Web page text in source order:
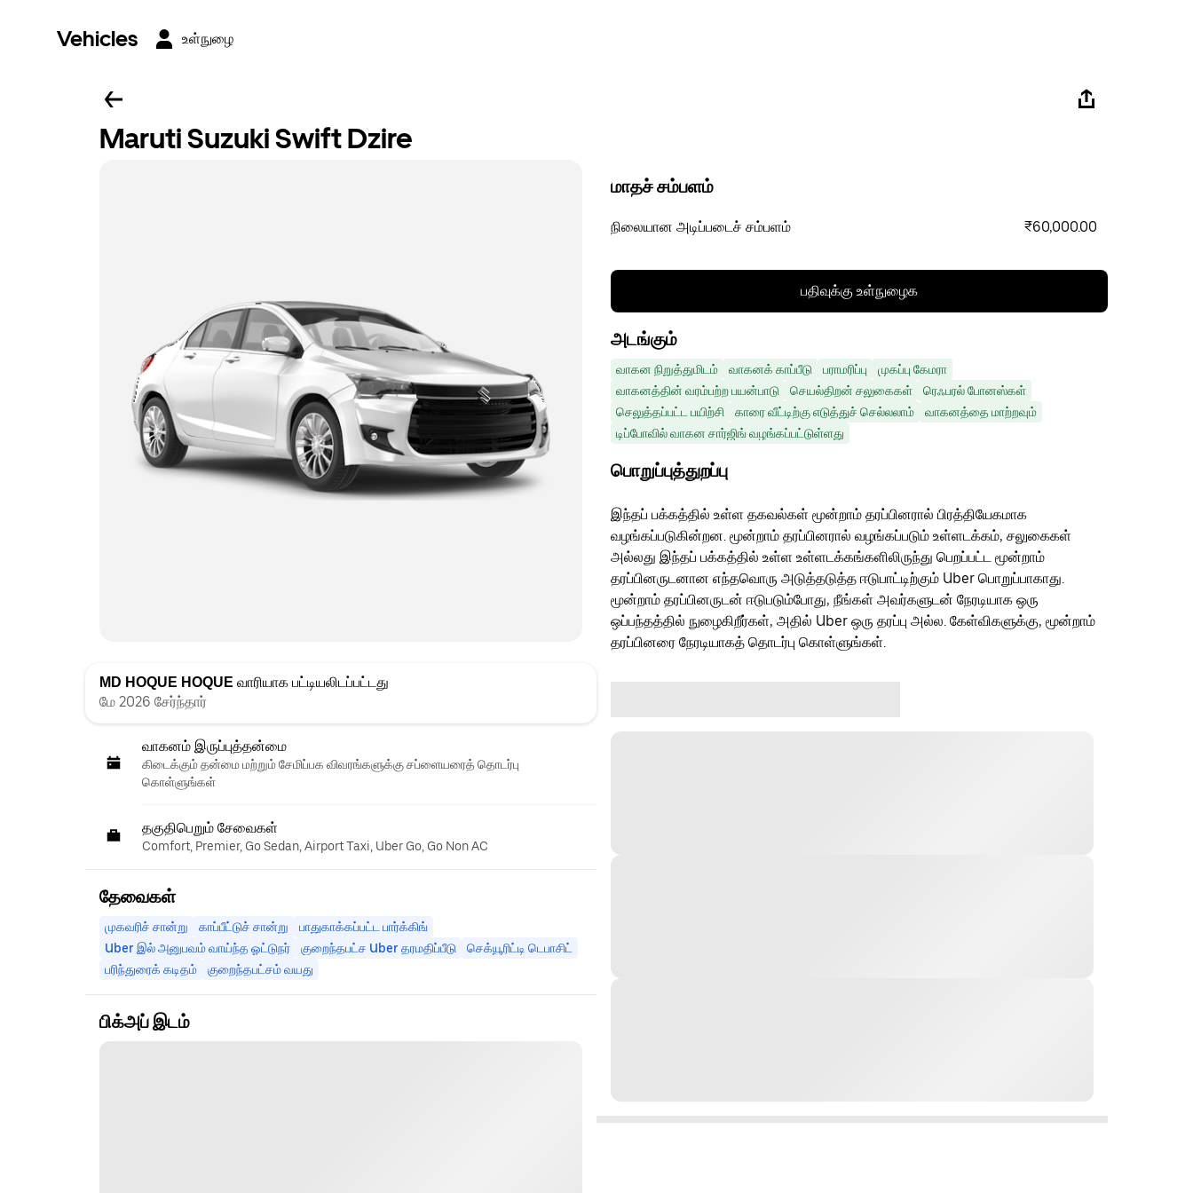
Vehicles உள்நுழை
Maruti Suzuki Swift Dzire
MD HOQUE HOQUE வாரியாக பட்டியலிடப்பட்டது
மே 2026 சேர்ந்தார்
வாகனம் இருப்புத்தன்மை
கிடைக்கும் தன்மை மற்றும் சேமிப்பக விவரங்களுக்கு சப்ளையரைத் தொடர்பு
கொள்ளுங்கள்
தகுதிபெறும் சேவைகள்
Comfort, Premier, Go Sedan, Airport Taxi, Uber Go, Go Non AC
தேவைகள்
முகவரிச் சான்று காப்பீட்டுச் சான்று
பாதுகாக்கப்பட்ட பார்க்கிங்
Uber இல் அனுபவம் வாய்ந்த ஓட்டுநர்
குறைந்தபட்ச Uber தரமதிப்பீடு
செக்யூரிட்டி டெபாசிட்
பரிந்துரைக் கடிதம்
குறைந்தபட்சம் வயது
பிக்அப் இடம்
மாதச் சம்பளம்
நிலையான அடிப்படைச் சம்பளம் ₹60,000.00
பதிவுக்கு உள்நுழைக
அடங்கும்
வாகன நிறுத்துமிடம் வாகனக் காப்பீடு பராமரிப்பு
முகப்பு கேமரா
வாகனத்தின் வரம்பற்ற பயன்பாடு
செயல்திறன் சலுகைகள்
ரெஃபரல் போனஸ்கள்
செலுத்தப்பட்ட பயிற்சி
காரை வீட்டிற்கு எடுத்துச் செல்லலாம்
வாகனத்தை மாற்றவும்
டிப்போவில் வாகன சார்ஜிங் வழங்கப்பட்டுள்ளது
பொறுப்புத்துறப்பு
இந்தப் பக்கத்தில் உள்ள தகவல்கள் மூன்றாம் தரப்பினரால் பிரத்தியேகமாக
வழங்கப்படுகின்றன. மூன்றாம் தரப்பினரால் வழங்கப்படும் உள்ளடக்கம், சலுகைகள்
அல்லது இந்தப் பக்கத்தில் உள்ள உள்ளடக்கங்களிலிருந்து பெறப்பட்ட மூன்றாம்
தரப்பினருடனான எந்தவொரு அடுத்தடுத்த ஈடுபாட்டிற்கும் Uber பொறுப்பாகாது.
மூன்றாம் தரப்பினருடன் ஈடுபடும்போது, நீங்கள் அவர்களுடன் நேரடியாக ஒரு
ஒப்பந்தத்தில் நுழைகிறீர்கள், அதில் Uber ஒரு தரப்பு அல்ல. கேள்விகளுக்கு, மூன்றாம்
தரப்பினரை நேரடியாகத் தொடர்பு கொள்ளுங்கள்.